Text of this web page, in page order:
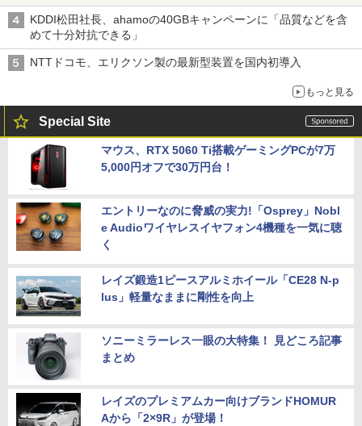
穴と楽天モバイルの課題
KDDI松田社長、ahamoの40GBキャンペーンに「品質などを含
めて十分対抗できる」
NTTドコモ、エリクソン製の最新型装置を国内初導入
もっと見る
Special Site
マウス、RTX 5060 Ti搭載ゲーミングPCが7万
5,000円オフで30万円台！
エントリーなのに脅威の実力!「Osprey」Nobl
e Audioワイヤレスイヤフォン4機種を一気に聴
く
レイズ鍛造1ピースアルミホイール「CE28 N-p
lus」軽量なままに剛性を向上
ソニーミラーレス一眼の大特集！ 見どころ記事
まとめ
レイズのプレミアムカー向けブランドHOMUR
Aから「2×9R」が登場！